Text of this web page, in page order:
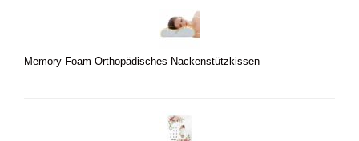
Memory Foam Orthopädisches Nackenstützkissen